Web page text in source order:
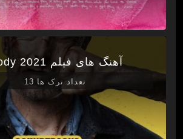
آهنگ های فیلم Nobody 2021
تعداد ترک ها 13